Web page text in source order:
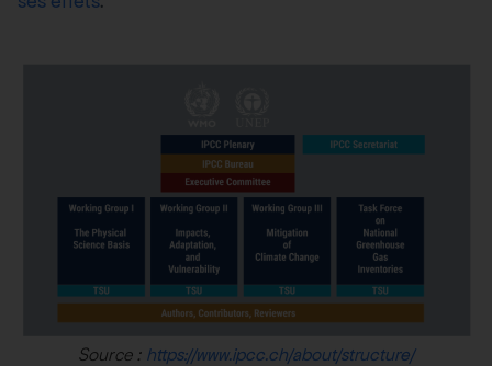
Source : https://www.ipcc.ch/about/structure/